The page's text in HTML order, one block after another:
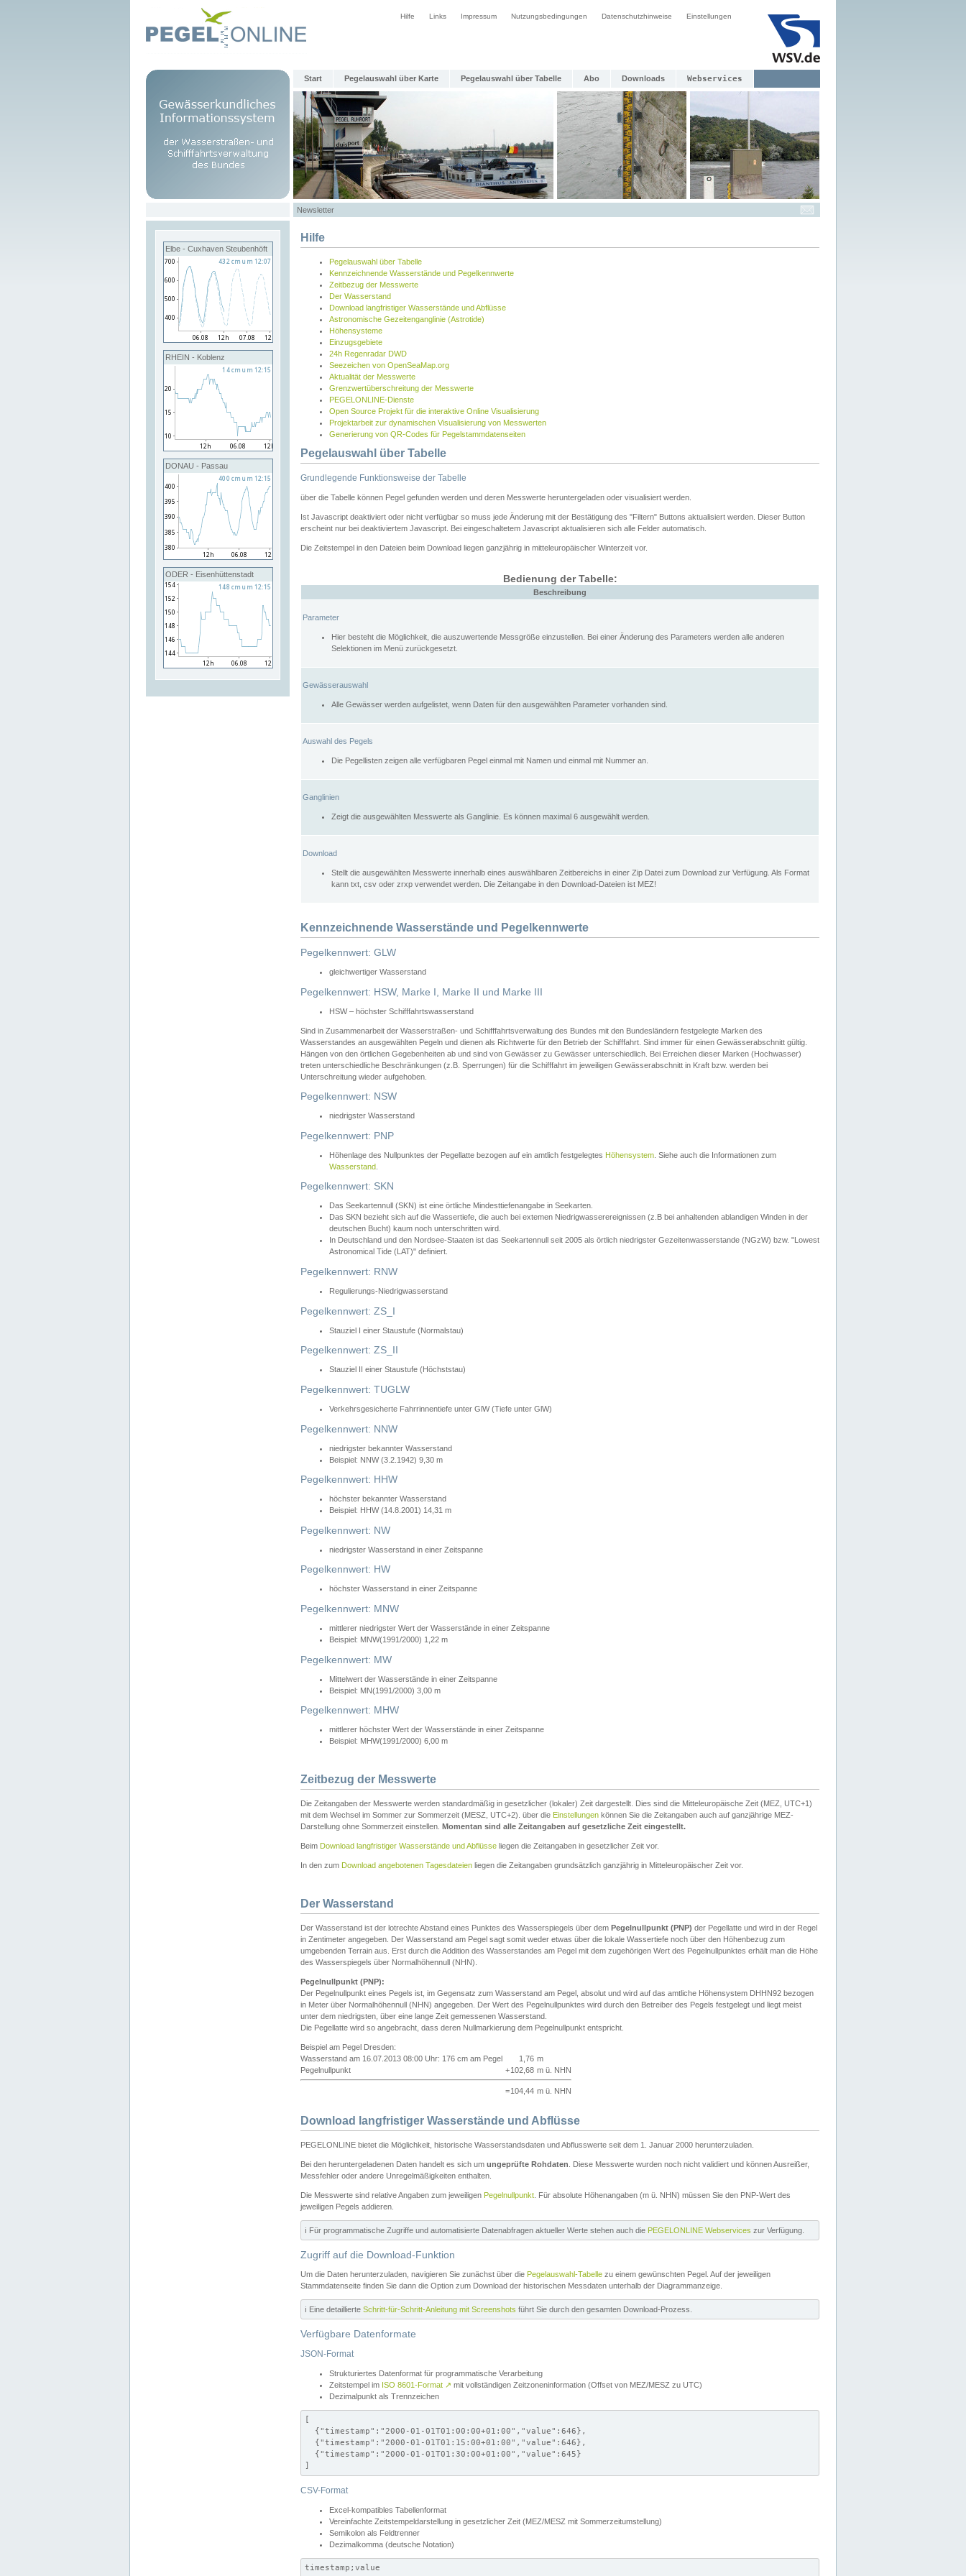
Hilfe Links Impressum Nutzungsbedingungen Datenschutzhinweise Einstellungen
Start Pegelauswahl über Karte Pegelauswahl über Tabelle Abo Downloads Webservices
Newsletter
Elbe - Cuxhaven Steubenhöft
RHEIN - Koblenz
DONAU - Passau
ODER - Eisenhüttenstadt
Hilfe
Pegelauswahl über Tabelle
Kennzeichnende Wasserstände und Pegelkennwerte
Zeitbezug der Messwerte
Der Wasserstand
Download langfristiger Wasserstände und Abflüsse
Astronomische Gezeitenganglinie (Astrotide)
Höhensysteme
Einzugsgebiete
24h Regenradar DWD
Seezeichen von OpenSeaMap.org
Aktualität der Messwerte
Grenzwertüberschreitung der Messwerte
PEGELONLINE-Dienste
Open Source Projekt für die interaktive Online Visualisierung
Projektarbeit zur dynamischen Visualisierung von Messwerten
Generierung von QR-Codes für Pegelstammdatenseiten
Pegelauswahl über Tabelle
Grundlegende Funktionsweise der Tabelle
über die Tabelle können Pegel gefunden werden und deren Messwerte heruntergeladen oder visualisiert werden.
Ist Javascript deaktiviert oder nicht verfügbar so muss jede Änderung mit der Bestätigung des "Filtern" Buttons aktualisiert werden. Dieser Button
erscheint nur bei deaktiviertem Javascript. Bei eingeschaltetem Javascript aktualisieren sich alle Felder automatisch.
Die Zeitstempel in den Dateien beim Download liegen ganzjährig in mitteleuropäischer Winterzeit vor.
Bedienung der Tabelle:
Beschreibung
Parameter
Hier besteht die Möglichkeit, die auszuwertende Messgröße einzustellen. Bei einer Änderung des Parameters werden alle anderen
Selektionen im Menü zurückgesetzt.
Gewässerauswahl
Alle Gewässer werden aufgelistet, wenn Daten für den ausgewählten Parameter vorhanden sind.
Auswahl des Pegels
Die Pegellisten zeigen alle verfügbaren Pegel einmal mit Namen und einmal mit Nummer an.
Ganglinien
Zeigt die ausgewählten Messwerte als Ganglinie. Es können maximal 6 ausgewählt werden.
Download
Stellt die ausgewählten Messwerte innerhalb eines auswählbaren Zeitbereichs in einer Zip Datei zum Download zur Verfügung. Als Format
kann txt, csv oder zrxp verwendet werden. Die Zeitangabe in den Download-Dateien ist MEZ!
Kennzeichnende Wasserstände und Pegelkennwerte
Pegelkennwert: GLW
gleichwertiger Wasserstand
Pegelkennwert: HSW, Marke I, Marke II und Marke III
HSW – höchster Schifffahrtswasserstand
Sind in Zusammenarbeit der Wasserstraßen- und Schifffahrtsverwaltung des Bundes mit den Bundesländern festgelegte Marken des
Wasserstandes an ausgewählten Pegeln und dienen als Richtwerte für den Betrieb der Schifffahrt. Sind immer für einen Gewässerabschnitt gültig.
Hängen von den örtlichen Gegebenheiten ab und sind von Gewässer zu Gewässer unterschiedlich. Bei Erreichen dieser Marken (Hochwasser)
treten unterschiedliche Beschränkungen (z.B. Sperrungen) für die Schifffahrt im jeweiligen Gewässerabschnitt in Kraft bzw. werden bei
Unterschreitung wieder aufgehoben.
Pegelkennwert: NSW
niedrigster Wasserstand
Pegelkennwert: PNP
Höhenlage des Nullpunktes der Pegellatte bezogen auf ein amtlich festgelegtes Höhensystem . Siehe auch die Informationen zum
Wasserstand
Pegelkennwert: SKN
Das Seekartennull (SKN) ist eine örtliche Mindesttiefenangabe in Seekarten.
Das SKN bezieht sich auf die Wassertiefe, die auch bei extemen Niedrigwasserereignissen (z.B bei anhaltenden ablandigen Winden in der
deutschen Bucht) kaum noch unterschritten wird.
In Deutschland und den Nordsee-Staaten ist das Seekartennull seit 2005 als örtlich niedrigster Gezeitenwasserstande (NGzW) bzw. "Lowest
Astronomical Tide (LAT)" definiert.
Pegelkennwert: RNW
Regulierungs-Niedrigwasserstand
Pegelkennwert: ZS_I
Stauziel I einer Staustufe (Normalstau)
Pegelkennwert: ZS_II
Stauziel II einer Staustufe (Höchststau)
Pegelkennwert: TUGLW
Verkehrsgesicherte Fahrrinnentiefe unter GlW (Tiefe unter GlW)
Pegelkennwert: NNW
niedrigster bekannter Wasserstand
Beispiel: NNW (3.2.1942) 9,30 m
Pegelkennwert: HHW
höchster bekannter Wasserstand
Beispiel: HHW (14.8.2001) 14,31 m
Pegelkennwert: NW
niedrigster Wasserstand in einer Zeitspanne
Pegelkennwert: HW
höchster Wasserstand in einer Zeitspanne
Pegelkennwert: MNW
mittlerer niedrigster Wert der Wasserstände in einer Zeitspanne
Beispiel: MNW(1991/2000) 1,22 m
Pegelkennwert: MW
Mittelwert der Wasserstände in einer Zeitspanne
Beispiel: MN(1991/2000) 3,00 m
Pegelkennwert: MHW
mittlerer höchster Wert der Wasserstände in einer Zeitspanne
Beispiel: MHW(1991/2000) 6,00 m
Zeitbezug der Messwerte
Die Zeitangaben der Messwerte werden standardmäßig in gesetzlicher (lokaler) Zeit dargestellt. Dies sind die Mitteleuropäische Zeit (MEZ, UTC+1)
mit dem Wechsel im Sommer zur Sommerzeit (MESZ, UTC+2). über die Einstellungen können Sie die Zeitangaben auch auf ganzjährige MEZ-
Darstellung ohne Sommerzeit einstellen. Momentan sind alle Zeitangaben auf gesetzliche Zeit eingestellt.
Beim Download langfristiger Wasserstände und Abflüsse liegen die Zeitangaben in gesetzlicher Zeit vor.
In den zum Download angebotenen Tagesdateien liegen die Zeitangaben grundsätzlich ganzjährig in Mitteleuropäischer Zeit vor.
Der Wasserstand
Der Wasserstand ist der lotrechte Abstand eines Punktes des Wasserspiegels über dem Pegelnullpunkt (PNP) der Pegellatte und wird in der Regel
in Zentimeter angegeben. Der Wasserstand am Pegel sagt somit weder etwas über die lokale Wassertiefe noch über den Höhenbezug zum
umgebenden Terrain aus. Erst durch die Addition des Wasserstandes am Pegel mit dem zugehörigen Wert des Pegelnullpunktes erhält man die Höhe
des Wasserspiegels über Normalhöhennull (NHN).
Pegelnullpunkt (PNP):
Der Pegelnullpunkt eines Pegels ist, im Gegensatz zum Wasserstand am Pegel, absolut und wird auf das amtliche Höhensystem DHHN92 bezogen
in Meter über Normalhöhennull (NHN) angegeben. Der Wert des Pegelnullpunktes wird durch den Betreiber des Pegels festgelegt und liegt meist
unter dem niedrigsten, über eine lange Zeit gemessenen Wasserstand.
Die Pegellatte wird so angebracht, dass deren Nullmarkierung dem Pegelnullpunkt entspricht.
Beispiel am Pegel Dresden:
Wasserstand am 16.07.2013 08:00 Uhr: 176 cm am Pegel
1,76 m
Pegelnullpunkt
+102,68 m ü. NHN
=104,44 m ü. NHN
Download langfristiger Wasserstände und Abflüsse
PEGELONLINE bietet die Möglichkeit, historische Wasserstandsdaten und Abflusswerte seit dem 1. Januar 2000 herunterzuladen.
Bei den heruntergeladenen Daten handelt es sich um ungeprüfte Rohdaten . Diese Messwerte wurden noch nicht validiert und können Ausreißer,
Messfehler oder andere Unregelmäßigkeiten enthalten.
Die Messwerte sind relative Angaben zum jeweiligen Pegelnullpunkt . Für absolute Höhenangaben (m ü. NHN) müssen Sie den PNP-Wert des
jeweiligen Pegels addieren.
ℹ️ Für programmatische Zugriffe und automatisierte Datenabfragen aktueller Werte stehen auch die PEGELONLINE Webservices zur Verfügung.
Zugriff auf die Download-Funktion
Um die Daten herunterzuladen, navigieren Sie zunächst über die Pegelauswahl-Tabelle zu einem gewünschten Pegel. Auf der jeweiligen
Stammdatenseite finden Sie dann die Option zum Download der historischen Messdaten unterhalb der Diagrammanzeige.
ℹ️ Eine detaillierte Schritt-für-Schritt-Anleitung mit Screenshots führt Sie durch den gesamten Download-Prozess.
Verfügbare Datenformate
JSON-Format
Strukturiertes Datenformat für programmatische Verarbeitung
Zeitstempel im ISO 8601-Format ↗ mit vollständigen Zeitzoneninformation (Offset von MEZ/MESZ zu UTC)
Dezimalpunkt als Trennzeichen
[
  {"timestamp":"2000-01-01T01:00:00+01:00","value":646},
  {"timestamp":"2000-01-01T01:15:00+01:00","value":646},
  {"timestamp":"2000-01-01T01:30:00+01:00","value":645}
]
CSV-Format
Excel-kompatibles Tabellenformat
Vereinfachte Zeitstempeldarstellung in gesetzlicher Zeit (MEZ/MESZ mit Sommerzeitumstellung)
Semikolon als Feldtrenner
Dezimalkomma (deutsche Notation)
timestamp;value